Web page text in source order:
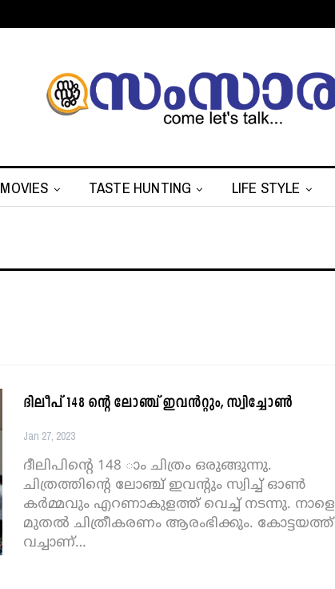
MOVIES TASTE HUNTING LIFE STYLE
ദിലീപ് 148 ന്റെ ലോഞ്ച് ഇവൻറ്റും, സ്വിച്ചോൺ
Jan 27, 2023
ദീലിപിന്റെ 148 ാം ചിത്രം ഒരുങ്ങുന്നു.
ചിത്രത്തിന്റെ ലോഞ്ച് ഇവന്റും സ്വിച്ച് ഓൺ
കർമ്മവും എറണാകുളത്ത് വെച്ച് നടന്നു. നാളെ
മുതൽ ചിത്രീകരണം ആരംഭിക്കും. കോട്ടയത്ത്
വച്ചാണ്…